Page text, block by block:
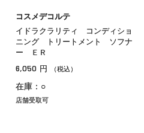
コスメデコルテ
イドラクラリティ コンディショ
ニング トリートメント ソフナ
ー ＥＲ
6,050 円 （税込）
在庫：○
店舗受取可